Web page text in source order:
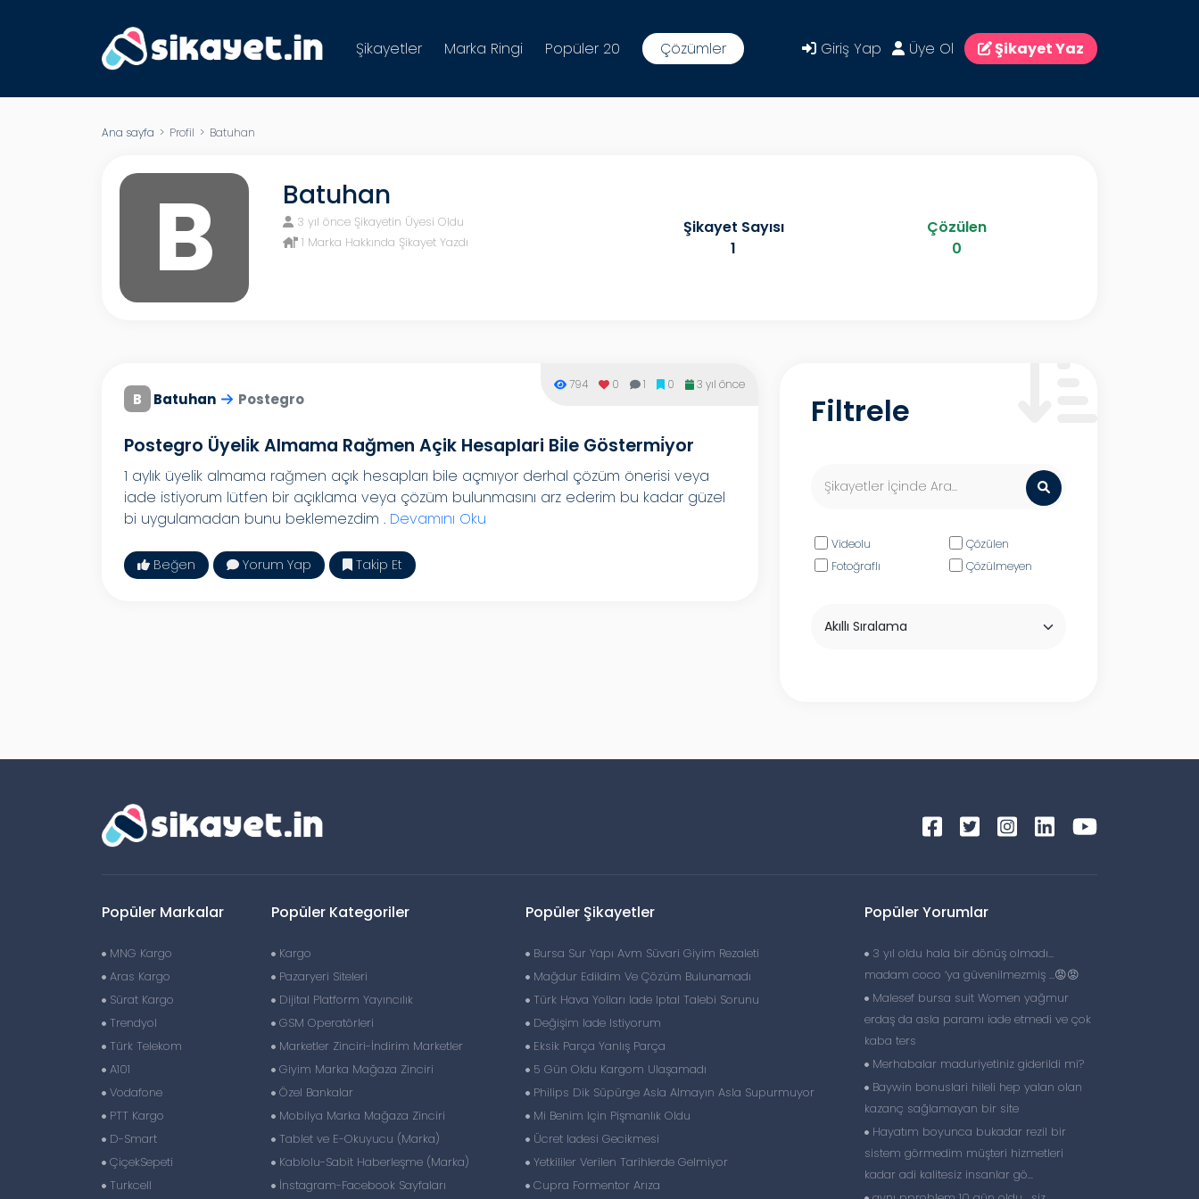
Şikayetler Marka Ringi Popüler 20 Çözümler Giriş Yap Üye Ol Şikayet Yaz
Ana sayfa > Profil > Batuhan
B Batuhan
3 yıl önce Şikayetin Üyesi Oldu
1 Marka Hakkında Şikayet Yazdı
Şikayet Sayısı
1
Çözülen
0
B Batuhan Postegro
Postegro Üyeli̇k Almama Rağmen Açik Hesaplari Bi̇le Göstermi̇yor
794 0 1 0 3 yıl önce
1 aylık üyelik almama rağmen açık hesapları bile açmıyor derhal çözüm önerisi veya
iade istiyorum lütfen bir açıklama veya çözüm bulunmasını arz ederim bu kadar güzel
bi uygulamadan bunu beklemezdim . Devamını Oku
Beğen Yorum Yap Takip Et
Filtrele
Videolu
Çözülen
Fotoğraflı
Çözülmeyen
Popüler Markalar
MNG Kargo
Aras Kargo
Sürat Kargo
Trendyol
Türk Telekom
A101
Vodafone
PTT Kargo
D-Smart
ÇiçekSepeti
Turkcell
Popüler Kategoriler
Kargo
Pazaryeri Siteleri
Dijital Platform Yayıncılık
GSM Operatörleri
Marketler Zinciri-İndirim Marketler
Giyim Marka Mağaza Zinciri
Özel Bankalar
Mobilya Marka Mağaza Zinciri
Tablet ve E-Okuyucu (Marka)
Kablolu-Sabit Haberleşme (Marka)
İnstagram-Facebook Sayfaları
Popüler Şikayetler
Bursa Sur Yapı Avm Süvari Giyim Rezaleti
Mağdur Edildim Ve Çözüm Bulunamadı
Türk Hava Yolları Iade Iptal Talebi Sorunu
Değişim Iade Istiyorum
Eksik Parça Yanlış Parça
5 Gün Oldu Kargom Ulaşamadı
Philips Dik Süpürge Asla Almayın Asla Supurmuyor
Mi Benim Için Pişmanlık Oldu
Ücret Iadesi Gecikmesi
Yetkililer Verilen Tarihlerde Gelmiyor
Cupra Formentor Arıza
Popüler Yorumlar
3 yıl oldu hala bir dönüş olmadı…
madam coco ‘ya güvenilmezmiş …😡😡
Malesef bursa suit Women yağmur
erdaş da asla paramı iade etmedi ve çok
kaba ters
Merhabalar maduriyetiniz giderildi mi?
Baywin bonuslari hileli hep yalan olan
kazanç sağlamayan bir site
Hayatım boyunca bukadar rezil bir
sistem görmedim müşteri hizmetleri
kadar adi kalitesiz insanlar gö...